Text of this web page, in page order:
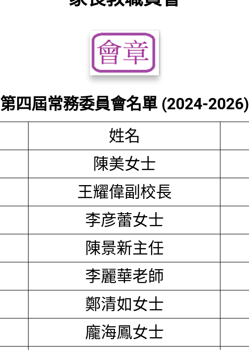
第四屆常務委員會名單 (2024-2026)
姓名
陳美女士
王耀偉副校長
李彦蕾女士
陳景新主任
李麗華老師
鄭清如女士
龐海鳳女士